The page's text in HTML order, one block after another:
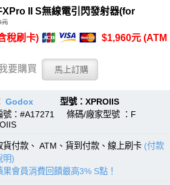
II S無線電引閃發射器(for
元
稅刷卡)
$1,960元 (ATM
要購買
Godox 型號：XPROIIS
號：#A17271 條碼/廠家型號 ：F
貨付款、 ATM、貨到付款、線上刷卡 (付款
明)
果會員消費回饋最高3% S點！